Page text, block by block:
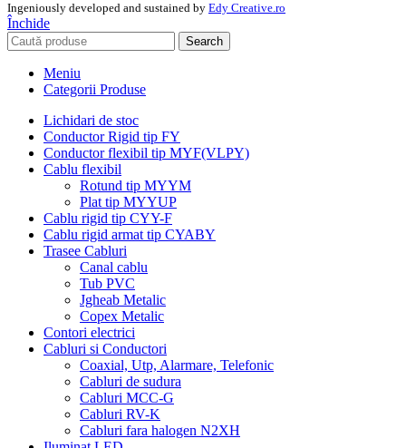
Ingeniously developed and sustained by Edy Creative.ro
Închide
Search
Meniu
Categorii Produse
Lichidari de stoc
Conductor Rigid tip FY
Conductor flexibil tip MYF(VLPY)
Cablu flexibil
Rotund tip MYYM
Plat tip MYYUP
Cablu rigid tip CYY-F
Cablu rigid armat tip CYABY
Trasee Cabluri
Canal cablu
Tub PVC
Jgheab Metalic
Copex Metalic
Contori electrici
Cabluri si Conductori
Coaxial, Utp, Alarmare, Telefonic
Cabluri de sudura
Cabluri MCC-G
Cabluri RV-K
Cabluri fara halogen N2XH